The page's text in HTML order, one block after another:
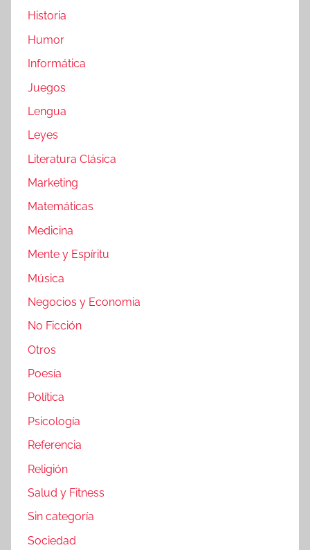
Historia
Humor
Informática
Juegos
Lengua
Leyes
Literatura Clásica
Marketing
Matemáticas
Medicina
Mente y Espíritu
Música
Negocios y Economia
No Ficción
Otros
Poesía
Política
Psicología
Referencia
Religión
Salud y Fitness
Sin categoría
Sociedad